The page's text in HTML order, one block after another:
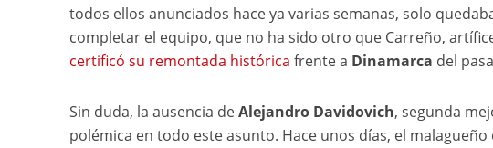
todos ellos anunciados hace ya varias semanas, solo
completar el equipo, que no ha sido otro que Carreño,
certificó su remontada histórica frente a Dinamarca del
Sin duda, la ausencia deAlejandro Davidovich, segunda
polémica en todo este asunto. Hace unos días, el